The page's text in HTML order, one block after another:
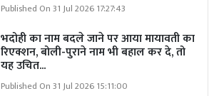
Published On 31 Jul 2026 17:27:43
भदोही का नाम बदले जाने पर आया मायावती का
रिएक्शन, बोली-पुराने नाम भी बहाल कर दे, तो
यह उचित...
Published On 31 Jul 2026 15:11:00